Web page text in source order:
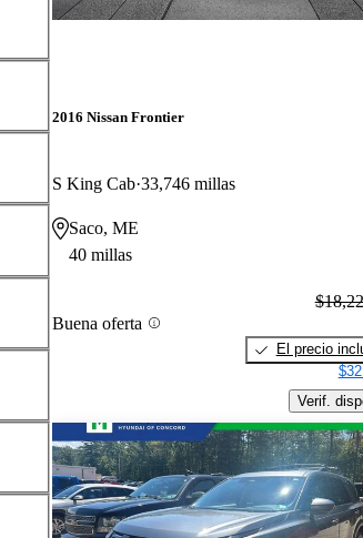
2016 Nissan Frontier
S King Cab 33,746 millas
Saco, ME
40 millas
Buena oferta
El precio
Verif.